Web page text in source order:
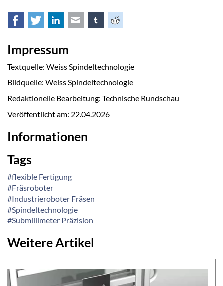
Facebook
TwitterLinkedInE-mail tumblrReddit
Impressum
Textquelle: Weiss Spindeltechnologie
Bildquelle: Weiss Spindeltechnologie
Redaktionelle Bearbeitung: Technische Rundschau
Veröffentlicht am: 22.04.2026
Informationen
Tags
#flexible Fertigung
#Fräsroboter
#Industrieroboter Fräsen
#Spindeltechnologie
#Submillimeter Präzision
Weitere Artikel